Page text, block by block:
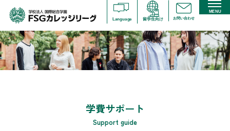
MENU
Language
留学生向け お問い合わせ
学費サポート
Support guide